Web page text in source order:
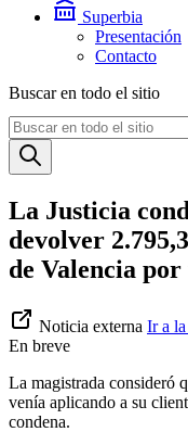
Superbia
Presentación
Contacto
Buscar en todo el sitio
La Justicia
devolver
de Valencia
Noticia externa Ir a
En breve
La magistrada consideró
venía aplicando a su
condena.